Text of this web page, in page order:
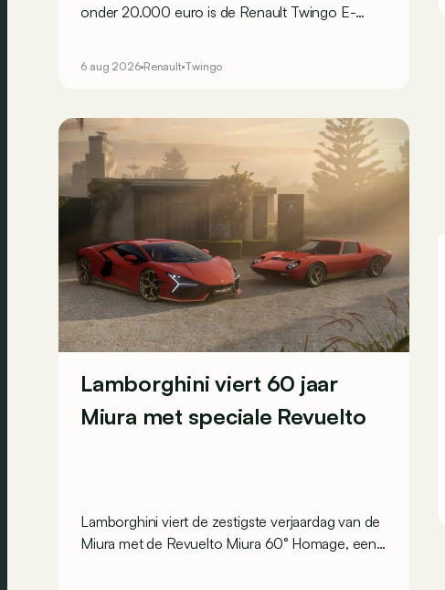
onder 20.000 euro is de Renault Twingo E-
in de praktijk te overtuigen? Dit zijn zijn
6 aug 2026 Renault Twingo
Lamborghini viert 60 jaar
Miura met speciale Revuelto
Lamborghini viert de zestigste verjaardag van de
Miura met de Revuelto Miura 60° Homage, een